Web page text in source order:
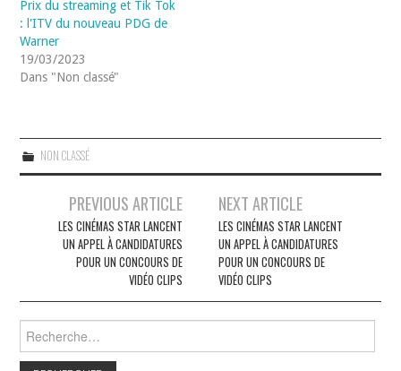
Prix du streaming et Tik Tok
: l'ITV du nouveau PDG de
Warner
19/03/2023
Dans "Non classé"
NON CLASSÉ
Navigation
articles
PREVIOUS ARTICLE
LES CINÉMAS STAR LANCENT
UN APPEL À CANDIDATURES
POUR UN CONCOURS DE
VIDÉO CLIPS
NEXT ARTICLE
LES CINÉMAS STAR LANCENT
UN APPEL À CANDIDATURES
POUR UN CONCOURS DE
VIDÉO CLIPS